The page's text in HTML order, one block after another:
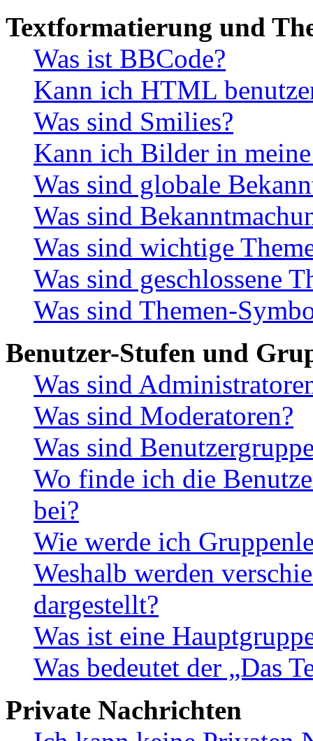
Textformatierung und
Was ist BBCode?
Kann ich HTML
Was sind Smilies?
Kann ich Bilder in
Was sind globale
Was sind
Was sind wichtige
Was sind geschlossene
Was sind Themen-
Benutzer-Stufen und
Was sind
Was sind Moderatoren?
Was sind
Wo finde ich die
bei?
Wie werde ich
Weshalb werden
dargestellt?
Was ist eine
Was bedeutet der „Das
Private Nachrichten